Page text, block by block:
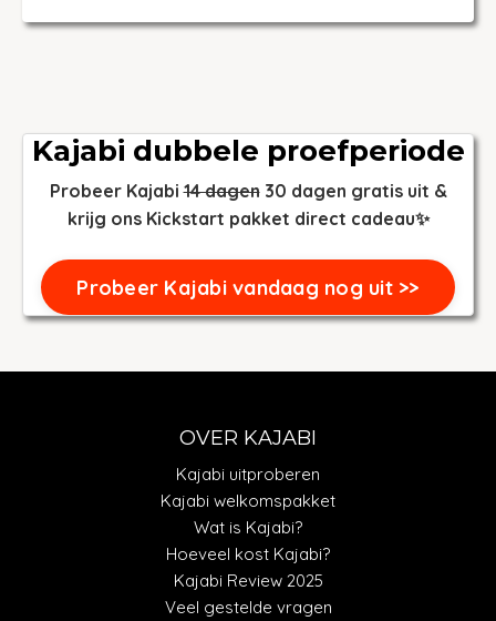
Kajabi dubbele proefperiode
Probeer Kajabi14 dagen30 dagen gratis uit &
krijg ons Kickstart pakket direct cadeau✨
Probeer Kajabi vandaag nog uit >>
OVER KAJABI
Kajabi uitproberen
Kajabi welkomspakket
Wat is Kajabi?
Hoeveel kost Kajabi?
Kajabi Review 2025
Veel gestelde vragen